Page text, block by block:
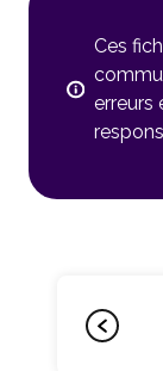
Ces
erreurs